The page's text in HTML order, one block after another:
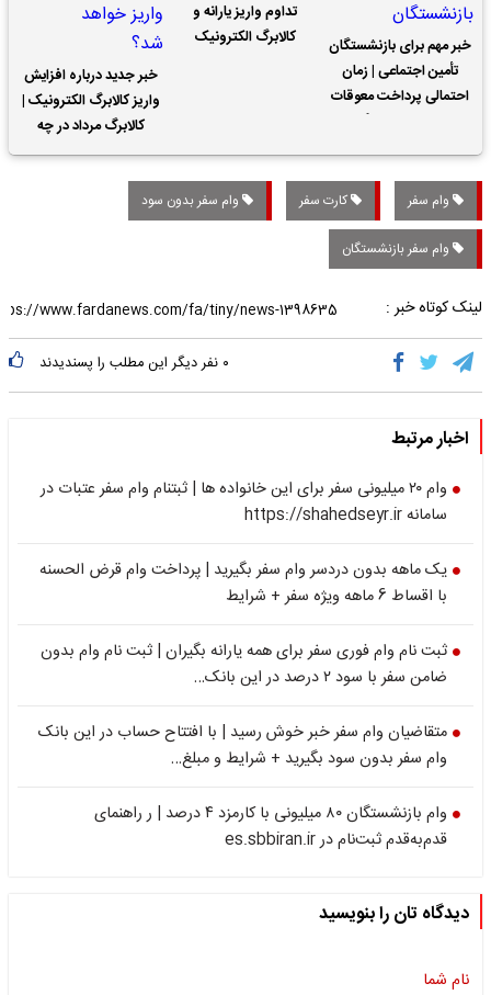
خبر مهم برای بازنشستگان
تأمین اجتماعی | زمان
احتمالی پرداخت معوقات
تداوم واریز یارانه و
کالابرگ الکترونیک
خبر جدید درباره افزایش
واریز کالابرگ الکترونیک |
کالابرگ مرداد در چه
تاریخی واریز خواهد شد؟
وام سفر کارت سفر وام سفر بدون سود
وام سفر بازنشستگان
لینک کوتاه خبر :
۰ نفر دیگر این مطلب را پسندیدند
اخبار مرتبط
وام ۲۰ میلیونی سفر برای این خانواده ها | ثبتنام وام سفر عتبات در
سامانه https://shahedseyr.ir
یک ماهه بدون دردسر وام سفر بگیرید | پرداخت وام قرض الحسنه
با اقساط 6 ماهه ویژه سفر + شرایط
ثبت نام وام فوری سفر برای همه یارانه بگیران | ثبت نام وام بدون
ضامن سفر با سود ۲ درصد در این بانک…
متقاضیان وام سفر خبر خوش رسید | با افتتاح حساب در این بانک
وام سفر بدون سود بگیرید + شرایط و مبلغ…
وام بازنشستگان ۸۰ میلیونی با کارمزد ۴ درصد | ر راهنمای
قدم‌به‌قدم ثبت‌نام در es.sbbiran.ir
دیدگاه تان را بنویسید
نام شما